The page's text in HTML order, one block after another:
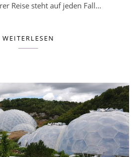
Reise steht auf jeden Fall…
WEITERLESEN